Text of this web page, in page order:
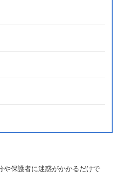
や保護者に迷惑がかかるだけで